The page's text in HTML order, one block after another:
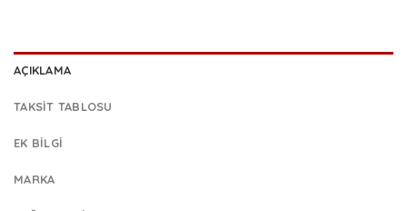
AÇIKLAMA
TAKSIT TABLOSU
EK BILGI
MARKA